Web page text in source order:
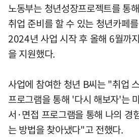
노동부는 청년성장프로젝트를 통
취업 준비를 할 수 있는 청년카페
2024년 사업 시작 후 올해 6월까
을 지원했다.
사업에 참여한 청년 B씨는 "취업
프로그램을 통해 '다시 해보자'는
서·면접 프로그램을 통해 나의 경
는 방법을 찾아냈다"고 전했다.